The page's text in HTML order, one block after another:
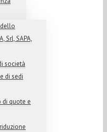
Srl, SAPA,
società
di sedi
di quote e